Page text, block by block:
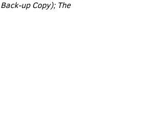
up Copy); The